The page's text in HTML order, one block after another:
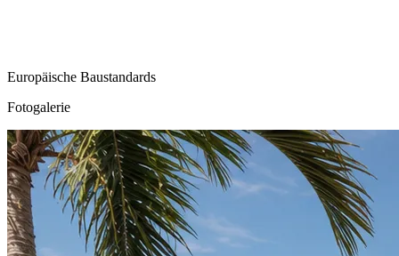
Europäische Baustandards
Fotogalerie